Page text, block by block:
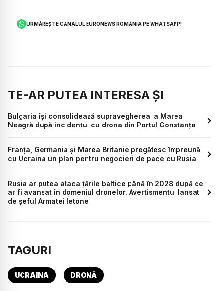
URMĂREȘTE CANALUL EURONEWS ROMÂNIA PE WHATSAPP!
TE-AR PUTEA INTERESA ȘI
Bulgaria își consolidează supravegherea la Marea
Neagră după incidentul cu drona din Portul Constanța
Franța, Germania și Marea Britanie pregătesc împreună
cu Ucraina un plan pentru negocieri de pace cu Rusia
Rusia ar putea ataca țările baltice până în 2028 după ce
ar fi avansat în domeniul dronelor. Avertismentul lansat
de șeful Armatei letone
TAGURI
UCRAINA DRONĂ